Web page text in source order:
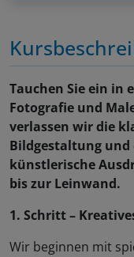
Tauchen Sie ein in
Fotografie und
verlassen wir die
Bildgestaltung
künstlerische
bis zur Leinwand.
1. Schritt –
Wir beginnen mit